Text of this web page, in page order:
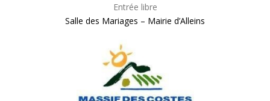
Entrée libre
Salle des Mariages – Mairie d’Alleins